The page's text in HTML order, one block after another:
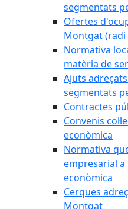
segmentats
Ofertes
Montgat (radi
Normativa
matèria de
Ajuts
segmentats
Contractes
Convenis
econòmica
Normativa
empresarial
econòmica
Cerques
Montgat